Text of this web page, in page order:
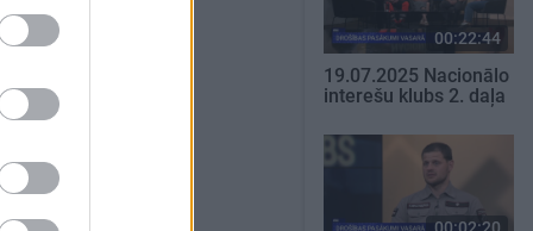
00:22:44
19.07.2025 Nacionālo
interešu klubs 2. daļa